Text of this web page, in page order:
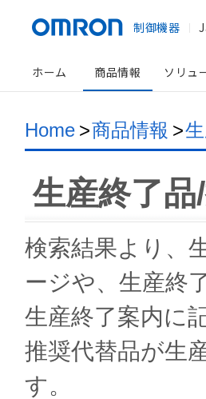
制御機器
ホーム 商品情報 ソリュ
Home >商品情報 >
生産終了
検索結果より、
ージや、生産終
生産終了案内に
推奨代替品が生
す。